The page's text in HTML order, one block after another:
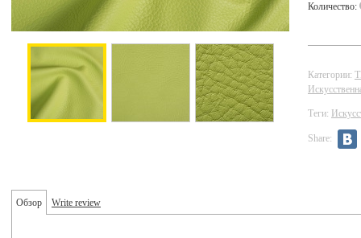
Количество:
Категории:
Теги:
Share:
Обзор Write review